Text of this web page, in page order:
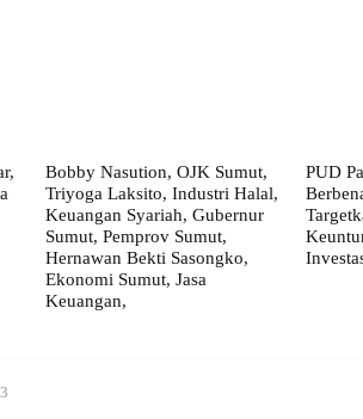
Bobby Nasution, OJK Sumut,
Triyoga Laksito, Industri Halal,
Keuangan Syariah, Gubernur
Sumut, Pemprov Sumut,
Hernawan Bekti Sasongko,
Ekonomi Sumut, Jasa
Keuangan,
PUD